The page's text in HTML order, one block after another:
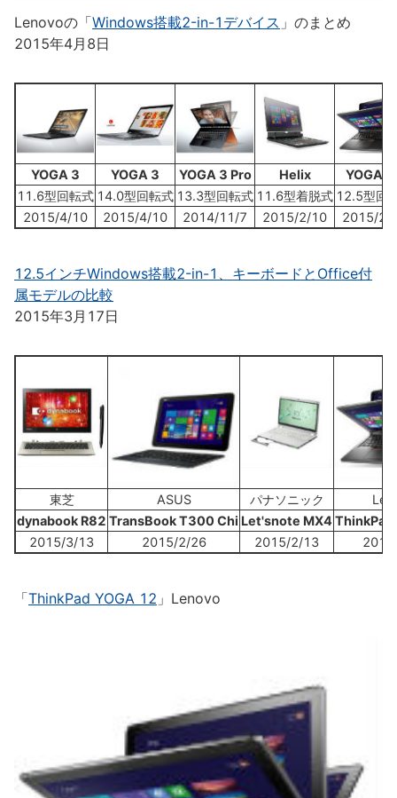
Lenovoの「Windows搭載2-in-1デバイス 」のまとめ
2015年4月8日
YOGA 3 YOGA 3 YOGA 3 Pro Helix
YOGA
11.6型回転式 14.0型回転式 13.3型回転式 11.6型着脱式 12.5型回
2015/4/10
2015/4/10 2014/11/7 2015/2/10 2015/2/
12.5インチWindows搭載2-in-1、キーボードとOffice付
属モデルの比較
2015年3月17日
東芝 ASUS パナソニック
dynabook R82 TransBook T300 Chi Let'snote MX4ThinkPad
2015/3/13
2015/2/26 2015/2/13
「ThinkPad YOGA 12 」Lenovo